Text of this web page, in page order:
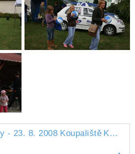
- 23. 8. 2008 Koupaliště Kněžmost